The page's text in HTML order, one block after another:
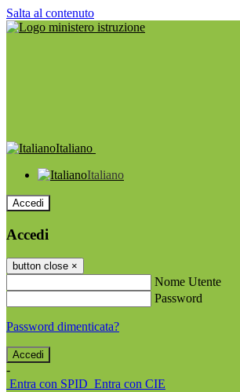
Salta al contenuto
Italiano
Italiano
Accedi
Accedi
button close ×
Nome Utente
Password
Password dimenticata?
-
Entra con SPID Entra con CIE